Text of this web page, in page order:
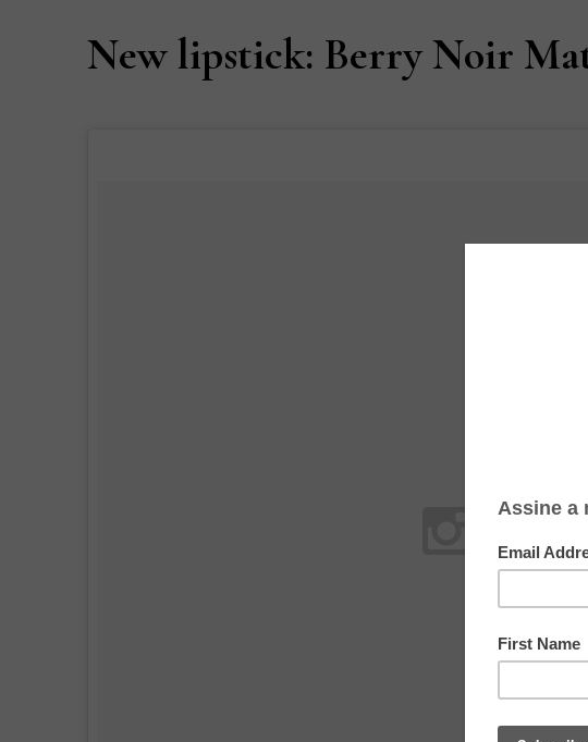
New lipstick: Berry Noir